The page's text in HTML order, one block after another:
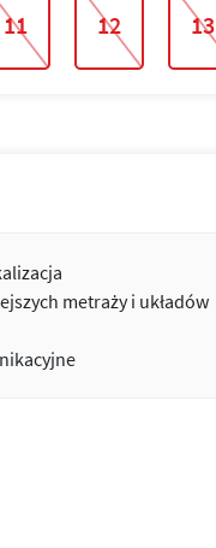
11 12 13
metraży i układów